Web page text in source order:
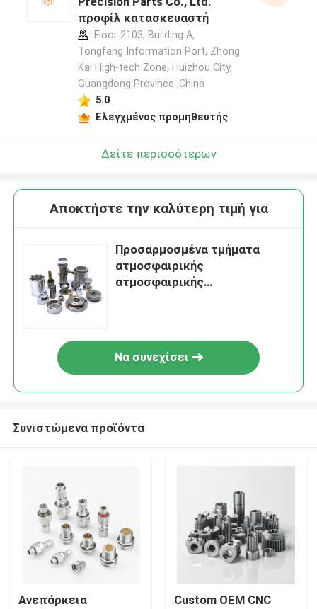
προφίλ κατασκευαστή
Floor 2103, Building A,
Tongfang Information Port, Zhong
Kai High-tech Zone, Huizhou City,
Guangdong Province ,China
5.0
Ελεγχμένος προμηθευτής
Δείτε περισσότερων
Αποκτήστε την καλύτερη τιμή για
Προσαρμοσμένα τμήματα
ατμοσφαιρικής
ατμοσφαιρικής
ατμοσφαιρικής
ατμοσφαιρικής
ατμοσφαιρικής
ατμοσφαιρικής ατμόσφαιρας
Να συνεχίσει
Συνιστώμενα προϊόντα
Ανεπάρκεια
Custom OEM CNC